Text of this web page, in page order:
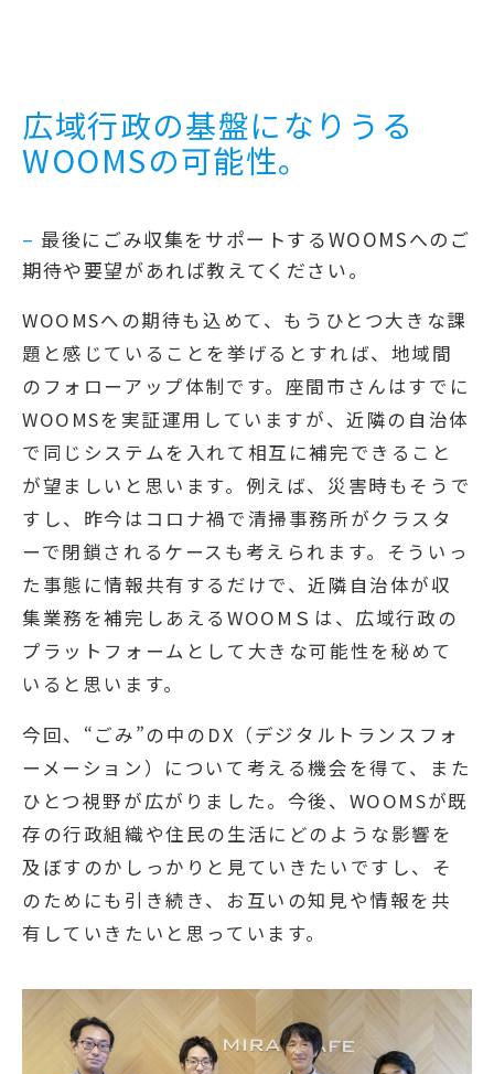
広域行政の基盤になりうる
WOOMSの可能性。
– 最後にごみ収集をサポートするWOOMSへのご
期待や要望があれば教えてください。
WOOMSへの期待も込めて、もうひとつ大きな課
題と感じていることを挙げるとすれば、地域間
のフォローアップ体制です。座間市さんはすでに
WOOMSを実証運用していますが、近隣の自治体
で同じシステムを入れて相互に補完できること
が望ましいと思います。例えば、災害時もそうで
すし、昨今はコロナ禍で清掃事務所がクラスタ
ーで閉鎖されるケースも考えられます。そういっ
た事態に情報共有するだけで、近隣自治体が収
集業務を補完しあえるWOOMＳは、広域行政の
プラットフォームとして大きな可能性を秘めて
いると思います。
今回、“ごみ”の中のDX（デジタルトランスフォ
ーメーション）について考える機会を得て、また
ひとつ視野が広がりました。今後、WOOMSが既
存の行政組織や住民の生活にどのような影響を
及ぼすのかしっかりと見ていきたいですし、そ
のためにも引き続き、お互いの知見や情報を共
有していきたいと思っています。